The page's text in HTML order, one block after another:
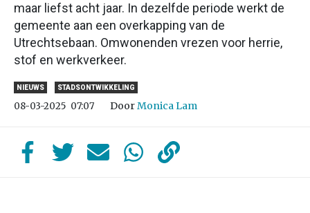
maar liefst acht jaar. In dezelfde periode werkt de
gemeente aan een overkapping van de
Utrechtsebaan. Omwonenden vrezen voor herrie,
stof en werkverkeer.
NIEUWS STADSONTWIKKELING
08-03-2025 07:07 DoorMonica Lam